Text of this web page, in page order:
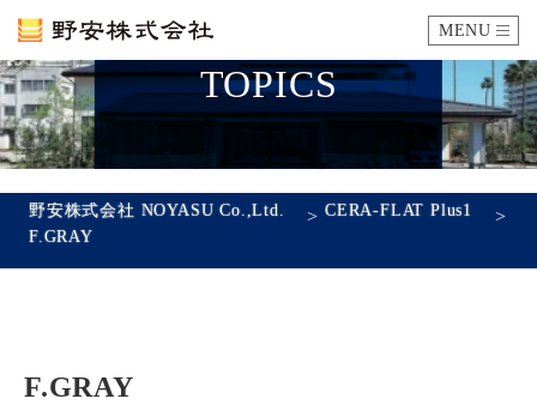
MENU
カタログ
企業情報
TOPICS
野安株式会社 NOYASU Co.,Ltd. >CERA-FLAT Plus1 >
F.GRAY
F.GRAY